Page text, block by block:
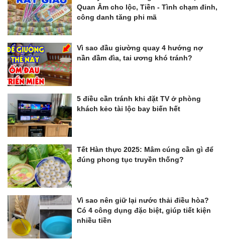
Quan Âm cho lộc, Tiền - Tình chạm đỉnh,
công danh tăng phi mã
Vì sao đầu giường quay 4 hướng nợ
nần đầm đìa, tai ương khó tránh?
5 điều cần tránh khi đặt TV ở phòng
khách kẻo tài lộc bay biến hết
Tết Hàn thực 2025: Mâm cúng cần gì để
đúng phong tục truyền thống?
Vì sao nên giữ lại nước thải điều hòa?
Có 4 công dụng đặc biệt, giúp tiết kiện
nhiều tiền